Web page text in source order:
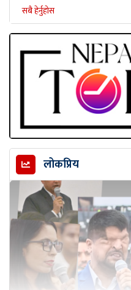
सबै हेर्नुहोस
लोकप्रिय